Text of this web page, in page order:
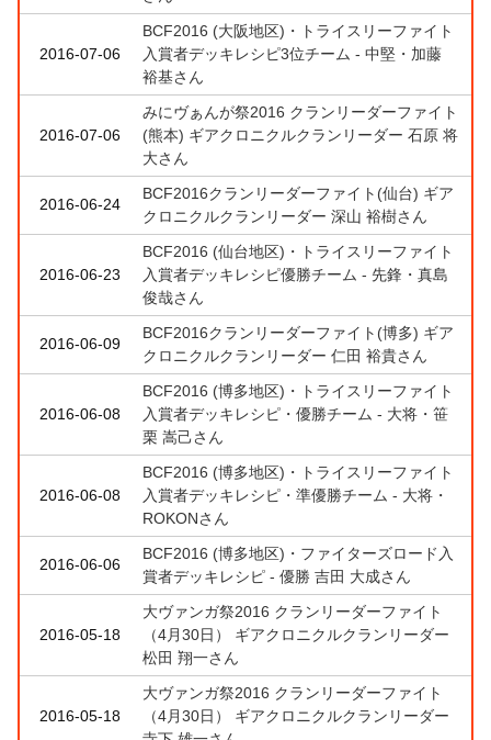
2016-07-06
BCF2016 (大阪地区)・トライスリーファイト
入賞者デッキレシピ3位チーム - 中堅・加藤
裕基さん
2016-07-06
みにヴぁんが祭2016 クランリーダーファイト
(熊本) ギアクロニクルクランリーダー 石原 将
大さん
2016-06-24
BCF2016クランリーダーファイト(仙台) ギア
クロニクルクランリーダー 深山 裕樹さん
2016-06-23
BCF2016 (仙台地区)・トライスリーファイト
入賞者デッキレシピ優勝チーム - 先鋒・真島
俊哉さん
2016-06-09
BCF2016クランリーダーファイト(博多) ギア
クロニクルクランリーダー 仁田 裕貴さん
2016-06-08
BCF2016 (博多地区)・トライスリーファイト
入賞者デッキレシピ・優勝チーム - 大将・笹
栗 嵩己さん
2016-06-08
BCF2016 (博多地区)・トライスリーファイト
入賞者デッキレシピ・準優勝チーム - 大将・
ROKONさん
2016-06-06
BCF2016 (博多地区)・ファイターズロード入
賞者デッキレシピ - 優勝 吉田 大成さん
2016-05-18
大ヴァンガ祭2016 クランリーダーファイト
（4月30日） ギアクロニクルクランリーダー
松田 翔一さん
2016-05-18
大ヴァンガ祭2016 クランリーダーファイト
（4月30日） ギアクロニクルクランリーダー